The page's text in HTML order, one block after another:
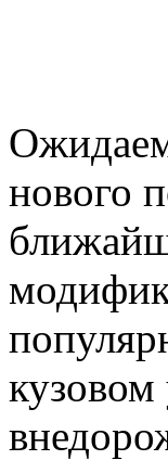
нового